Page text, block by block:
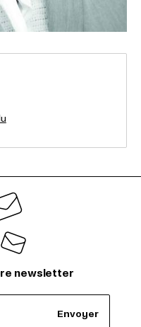
newsletter
Envoyer